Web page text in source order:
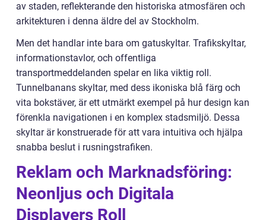
av staden, reflekterande den historiska atmosfären och
arkitekturen i denna äldre del av Stockholm.
Men det handlar inte bara om gatuskyltar. Trafikskyltar,
informationstavlor, och offentliga
transportmeddelanden spelar en lika viktig roll.
Tunnelbanans skyltar, med dess ikoniska blå färg och
vita bokstäver, är ett utmärkt exempel på hur design kan
förenkla navigationen i en komplex stadsmiljö. Dessa
skyltar är konstruerade för att vara intuitiva och hjälpa
snabba beslut i rusningstrafiken.
Reklam och Marknadsföring:
Neonljus och Digitala
Displayers Roll